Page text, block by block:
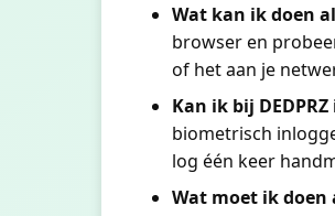
Wat kan ik doen
browser en
of het aan je
Kan ik bij
biometrisch
log één keer
Wat moet ik doen